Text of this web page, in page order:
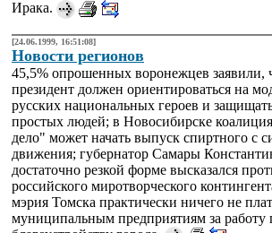
Ирака.
[24.06.1999, 16:51:08]
Новости регионов
45,5% опрошенных воронежцев заявили,
президент должен ориентироваться на
русских национальных героев и
простых людей; в Новосибирске
дело" может начать выпуск спиртного с
движения; губернатор Самары
достаточно резкой форме высказался
российского миротворческого
мэрия Томска практически ничего не
муниципальным предприятиям за работу